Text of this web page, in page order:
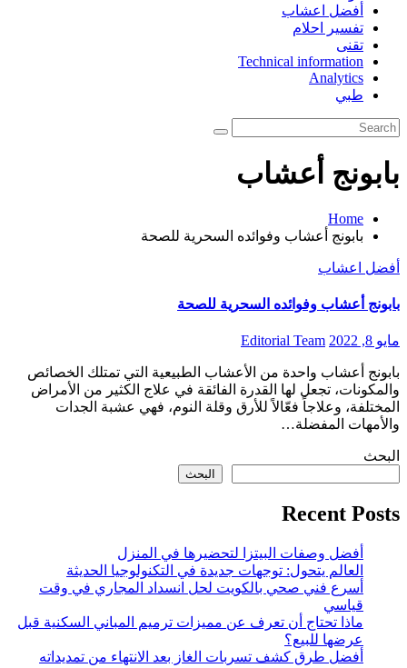
أفضل اعشاب
تفسير احلام
تقنى
Technical information
Analytics
طبي
بابونج أعشاب
Home
بابونج أعشاب وفوائده السحرية للصحة
أفضل اعشاب
بابونج أعشاب وفوائده السحرية للصحة
مايو 8, 2022 Editorial Team
بابونج أعشاب واحدة من الأعشاب الطبيعية التي تمتلك الخصائص
والمكونات، تجعل لها القدرة الفائقة في علاج الكثير من الأمراض
المختلفة، وعلاجاً فعّالاً للأرق وقلة النوم، فهي عشبة الجدات
والأمهات المفضلة…
البحث
البحث
Recent Posts
أفضل وصفات البيتزا لتحضيرها في المنزل
العالم يتحول: توجهات جديدة في التكنولوجيا الحديثة
أسرع فني صحي بالكويت لحل انسداد المجاري في وقت
قياسي
ماذا تحتاج أن تعرف عن مميزات ترميم المباني السكنية قبل
عرضها للبيع؟
أفضل طرق كشف تسربات الغاز بعد الانتهاء من تمديداته